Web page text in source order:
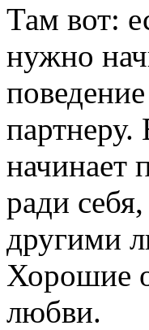
Там вот:
нужно
начинает
ради
другими
Хорошие
любви.